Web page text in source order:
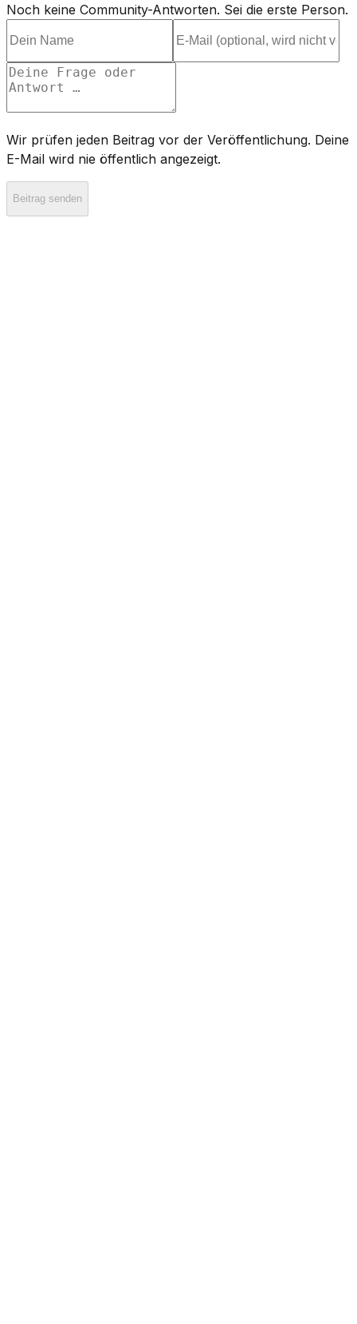
Noch keine Community-Antworten. Sei die erste Person.
Wir prüfen jeden Beitrag vor der Veröffentlichung. Deine
E-Mail wird nie öffentlich angezeigt.
Beitrag senden